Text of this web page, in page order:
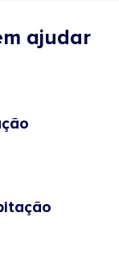
ajudar